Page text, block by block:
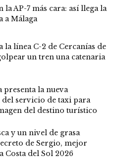
la AP-7 más cara: así llega la
a Málaga
línea C-2 de Cercanías de
un tren una catenaria
presenta la nueva
servicio de taxi para
del destino turístico
y un nivel de grasa
de Sergio, mejor
Costa del Sol 2026